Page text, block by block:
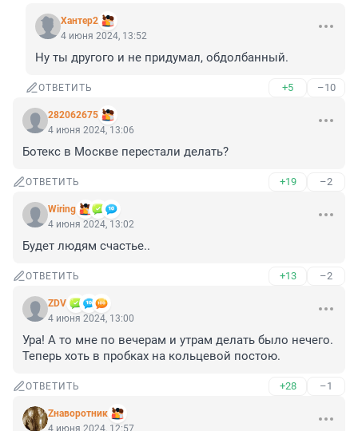
Хантер2
4 июня 2024, 13:52
Ну ты другого и не придумал, обдолбанный.
ОТВЕТИТЬ +5 –10
282062675
4 июня 2024, 13:06
Ботекс в Москве перестали делать?
ОТВЕТИТЬ +19 –2
Wiring
4 июня 2024, 13:02
Будет людям счастье..
ОТВЕТИТЬ +13 –2
ZDV
4 июня 2024, 13:00
Ура! А то мне по вечерам и утрам делать было нечего.
Теперь хоть в пробках на кольцевой постою.
ОТВЕТИТЬ +28 –1
Zнаворотник
4 июня 2024, 12:57